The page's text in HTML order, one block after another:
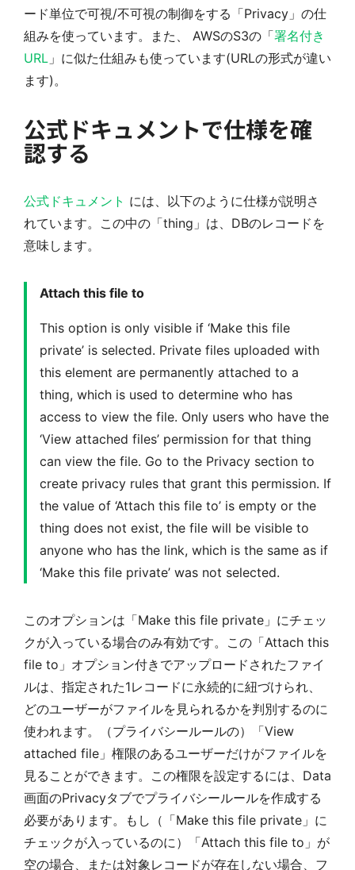
ード単位で可視/不可視の制御をする「Privacy」の仕
組みを使っています。また、 AWSのS3の「署名付き
URL 」に似た仕組みも使っています(URLの形式が違い
ます)。
公式ドキュメントで仕様を確
認する
公式ドキュメント には、以下のように仕様が説明さ
れています。この中の「thing」は、DBのレコードを
意味します。
Attach this file to
This option is only visible if ‘Make this file
private’ is selected. Private files uploaded with
this element are permanently attached to a
thing, which is used to determine who has
access to view the file. Only users who have the
‘View attached files’ permission for that thing
can view the file. Go to the Privacy section to
create privacy rules that grant this permission. If
the value of ‘Attach this file to’ is empty or the
thing does not exist, the file will be visible to
anyone who has the link, which is the same as if
‘Make this file private’ was not selected.
このオプションは「Make this file private」にチェッ
クが入っている場合のみ有効です。この「Attach this
file to」オプション付きでアップロードされたファイ
ルは、指定された1レコードに永続的に紐づけられ、
どのユーザーがファイルを見られるかを判別するのに
使われます。（プライバシールールの）「View
attached file」権限のあるユーザーだけがファイルを
見ることができます。この権限を設定するには、Data
画面のPrivacyタブでプライバシールールを作成する
必要があります。もし（「Make this file private」に
チェックが入っているのに）「Attach this file to」が
空の場合、または対象レコードが存在しない場合、フ